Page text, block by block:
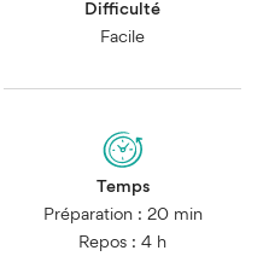
Difficulté
Facile
Temps
Préparation : 20 min
Repos : 4 h